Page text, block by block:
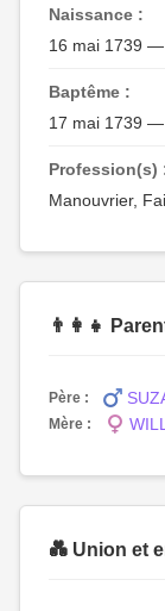
Naissance :
16 mai 1739
Baptême :
17 mai 1739
Profession(s)
Manouvrier,
👨‍👩‍👧
Père :
Mère :
💑 Union et